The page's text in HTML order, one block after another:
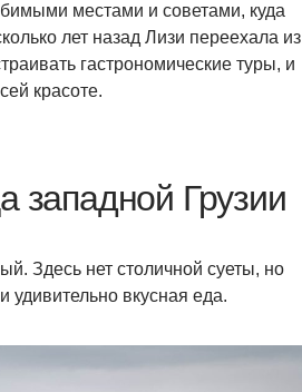
местами и советами, куда
лет назад Лизи переехала из
гастрономические туры, и
красоте.
западной Грузии
Здесь нет столичной суеты, но
удивительно вкусная еда.